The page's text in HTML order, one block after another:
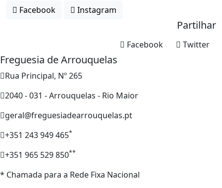
Facebook
Instagram
Partilhar
Twitter
Facebook
Freguesia de Arrouquelas
Rua Principal, Nº 265
2040 - 031 - Arrouquelas - Rio Maior
geral@freguesiadearrouquelas.pt
+351 243 949 465*
+351 965 529 850**
* Chamada para a Rede Fixa Nacional